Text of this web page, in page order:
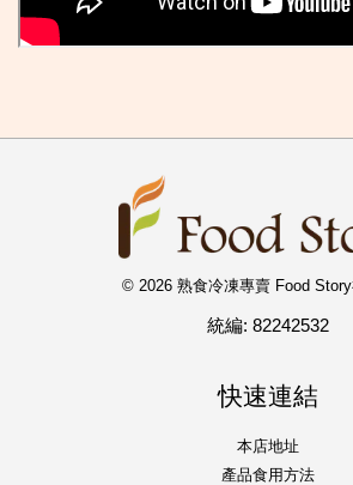
© 2026 熟食冷凍專賣 Food Story
統編: 82242532
快速連結
本店地址
產品食用方法